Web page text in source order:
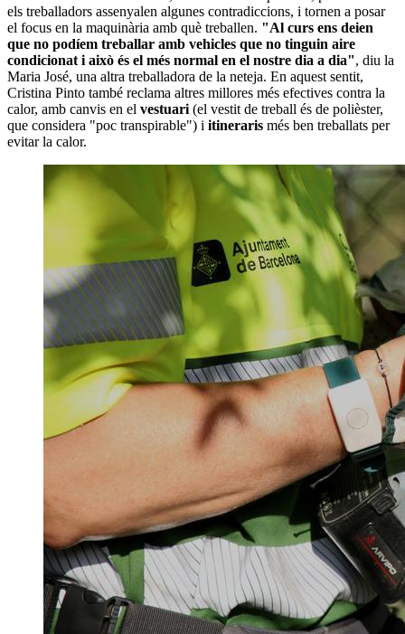
els treballadors assenyalen algunes contradiccions, i tornen a posar
el focus en la maquinària amb què treballen. "Al curs ens deien
que no podíem treballar amb vehicles que no tinguin aire
condicionat i això és el més normal en el nostre dia a dia", diu la
Maria José, una altra treballadora de la neteja. En aquest sentit,
Cristina Pinto també reclama altres millores més efectives contra la
calor, amb canvis en el vestuari(el vestit de treball és de polièster,
que considera "poc transpirable") i itineraris més ben treballats per
evitar la calor.